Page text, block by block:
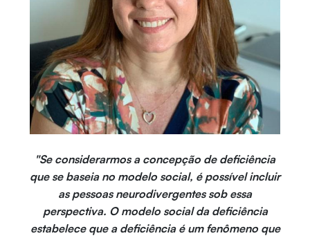
"Se considerarmos a concepção de deficiência
que se baseia no modelo social, é possível incluir
as pessoas neurodivergentes sob essa
perspectiva. O modelo social da deficiência
estabelece que a deficiência é um fenômeno que